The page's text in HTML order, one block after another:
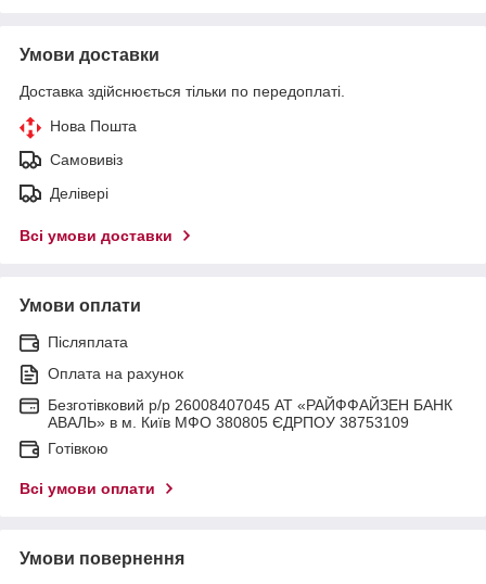
Умови доставки
Доставка здійснюється тільки по передоплаті.
Нова Пошта
Самовивіз
Делівері
Всі умови доставки
Умови оплати
Післяплата
Оплата на рахунок
Безготівковий р/р 26008407045 АТ «РАЙФФАЙЗЕН БАНК
АВАЛЬ» в м. Київ МФО 380805 ЄДРПОУ 38753109
Готівкою
Всі умови оплати
Умови повернення